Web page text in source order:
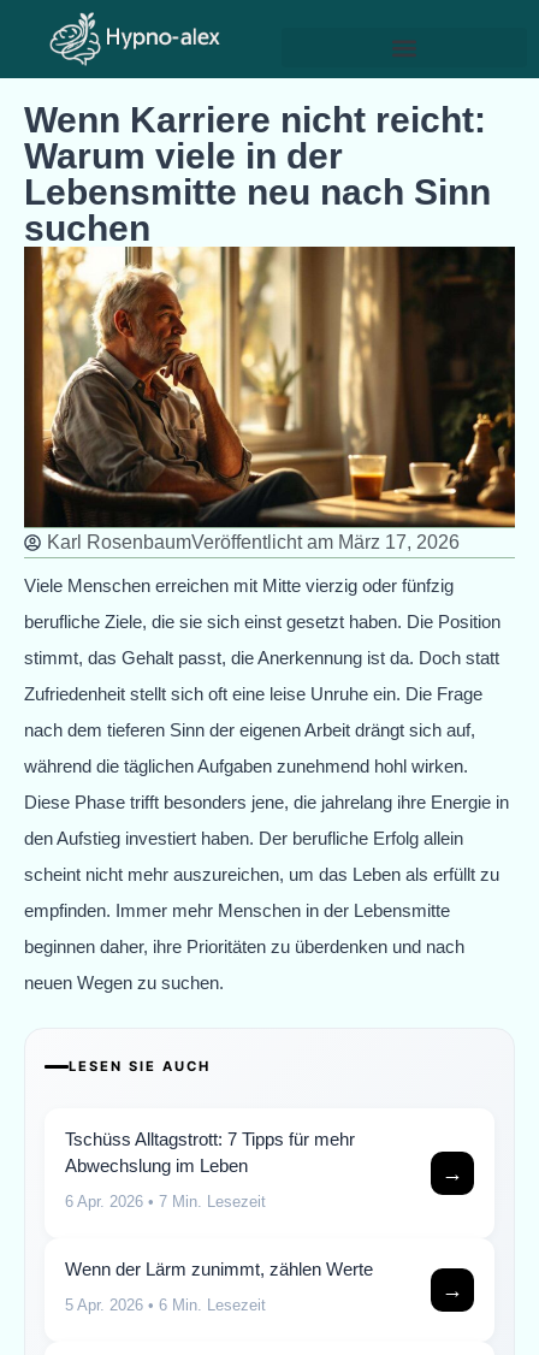
Wenn Karriere nicht reicht:
Warum viele in der
Lebensmitte neu nach Sinn
suchen
Karl RosenbaumVeröffentlicht am März 17, 2026
Viele Menschen erreichen mit Mitte vierzig oder fünfzig
berufliche Ziele, die sie sich einst gesetzt haben. Die Position
stimmt, das Gehalt passt, die Anerkennung ist da. Doch statt
Zufriedenheit stellt sich oft eine leise Unruhe ein. Die Frage
nach dem tieferen Sinn der eigenen Arbeit drängt sich auf,
während die täglichen Aufgaben zunehmend hohl wirken.
Diese Phase trifft besonders jene, die jahrelang ihre Energie in
den Aufstieg investiert haben. Der berufliche Erfolg allein
scheint nicht mehr auszureichen, um das Leben als erfüllt zu
empfinden. Immer mehr Menschen in der Lebensmitte
beginnen daher, ihre Prioritäten zu überdenken und nach
neuen Wegen zu suchen.
LESEN SIE AUCH
Tschüss Alltagstrott: 7 Tipps für mehr
Abwechslung im Leben
6 Apr. 2026 • 7 Min. Lesezeit
→
Wenn der Lärm zunimmt, zählen Werte
5 Apr. 2026 • 6 Min. Lesezeit
→